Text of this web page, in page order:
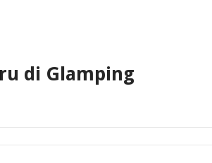
di Glamping